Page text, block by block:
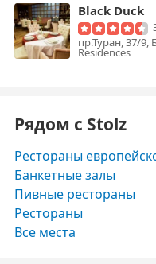
Black Duck
пр.Туран, 37/9,
Residences
Рядом с Stolz
Рестораны
Банкетные залы
Пивные рестораны
Рестораны
Все места